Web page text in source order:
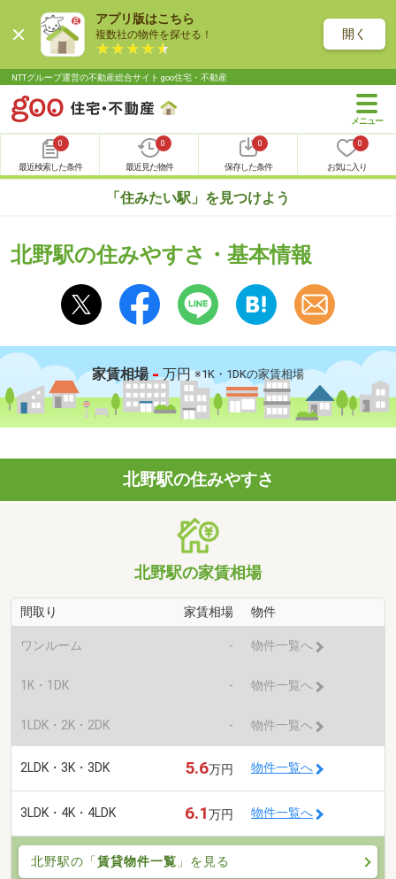
アプリ版はこちら
複数社の物件を探せる！ 開く
NTTグループ運営の不動産総合サイト goo住宅・不動産
0
最近検索した条件
0
最近見た物件
0
保存した条件
0
お気に入り
「住みたい駅」を見つけよう
北野駅の住みやすさ・基本情報
家賃相場 - 万円 ※1K・1DKの家賃相場
北野駅の住みやすさ
北野駅の家賃相場
間取り 家賃相場 物件
ワンルーム - 物件一覧へ
1K・1DK - 物件一覧へ
1LDK・2K・2DK - 物件一覧へ
2LDK・3K・3DK 5.6万円 物件一覧へ
3LDK・4K・4LDK 6.1万円 物件一覧へ
北野駅の「賃貸物件一覧 」を見る